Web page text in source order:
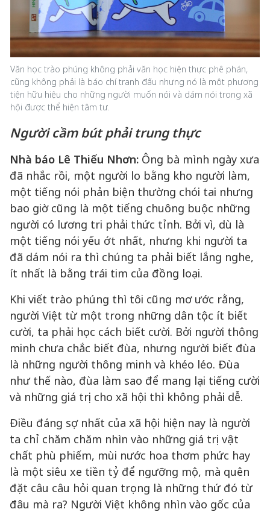
Văn học trào phúng không phải văn học hiện thực phê phán,
cũng không phải là báo chí tranh đấu nhưng nó là một phương
tiện hữu hiệu cho những người muốn nói và dám nói trong xã
hội được thể hiện tâm tư.
Người cầm bút phải trung thực
Nhà báo Lê Thiếu Nhơn: Ông bà mình ngày xưa
đã nhắc rồi, một người lo bằng kho người làm,
một tiếng nói phản biện thường chói tai nhưng
bao giờ cũng là một tiếng chuông buộc những
người có lương tri phải thức tỉnh. Bởi vì, dù là
một tiếng nói yếu ớt nhất, nhưng khi người ta
đã dám nói ra thì chúng ta phải biết lắng nghe,
ít nhất là bằng trái tim của đồng loại.
Khi viết trào phúng thì tôi cũng mơ ước rằng,
người Việt từ một trong những dân tộc ít biết
cười, ta phải học cách biết cười. Bởi người thông
minh chưa chắc biết đùa, nhưng người biết đùa
là những người thông minh và khéo léo. Đùa
như thế nào, đùa làm sao để mang lại tiếng cười
và những giá trị cho xã hội thì không phải dễ.
Điều đáng sợ nhất của xã hội hiện nay là người
ta chỉ chăm chăm nhìn vào những giá trị vật
chất phù phiếm, mùi nước hoa thơm phức hay
là một siêu xe tiền tỷ để ngưỡng mộ, mà quên
đặt câu câu hỏi quan trọng là những thứ đó từ
đâu mà ra? Người Việt không nhìn vào gốc của